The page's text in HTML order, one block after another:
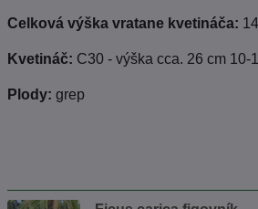
Celková výška vratane kvetináča:
Kvetináč: C30 - výška cca. 26 cm 10-
Plody: grep